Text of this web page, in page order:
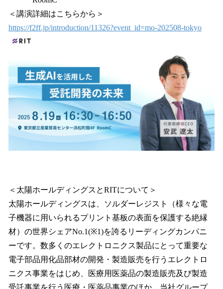
＜講演詳細はこちらから＞
https://f2ff.jp/introduction/11326?event_id=mo-202508-tokyo
＜太陽ホールディングスとRITについて＞
太陽ホールディングスは、ソルダーレジスト（様々な電
子機器に用いられるプリント基板の表面を保護する絶縁
材）の世界シェアNo.1(※1)を誇るリーディングカンパニ
ーです。数多くのエレクトロニクス製品にとって重要な
電子部品用化品部材の開発・製造販売を行うエレクトロ
ニクス事業をはじめ、医療用医薬品の製造販売及び製造